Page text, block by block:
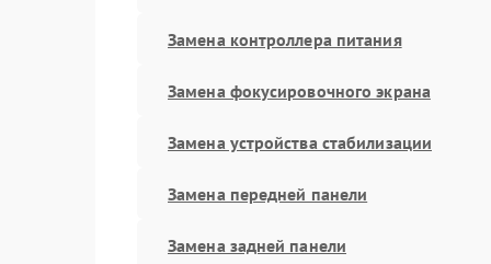
Замена контроллера питания
Замена фокусировочного экрана
Замена устройства стабилизации
Замена передней панели
Замена задней панели